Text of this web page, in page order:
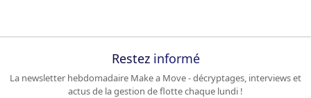
Restez informé
La newsletter hebdomadaire Make a Move - décryptages, interviews et
actus de la gestion de flotte chaque lundi !